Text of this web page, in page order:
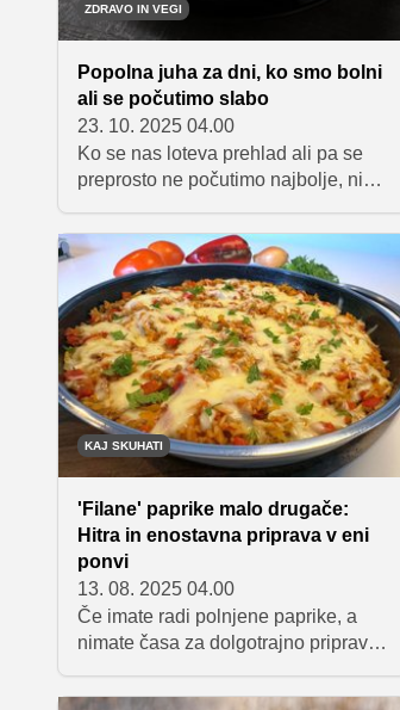
ZDRAVO IN VEGI
Popolna juha za dni, ko smo bolni
ali se počutimo slabo
23. 10. 2025 04.00
Ko se nas loteva prehlad ali pa se
preprosto ne počutimo najbolje, ni
domače juhe. Preprosta piščančja
juha z zelenjavo in rezanci je
odlična izbira, saj ogreje telo, pomiri
želodec in nas napolni z energijo.
KAJ SKUHATI
'Filane' paprike malo drugače:
Hitra in enostavna priprava v eni
ponvi
13. 08. 2025 04.00
Če imate radi polnjene paprike, a
nimate časa za dolgotrajno pripravo,
te priljubljene jedi boste ujeli v eni